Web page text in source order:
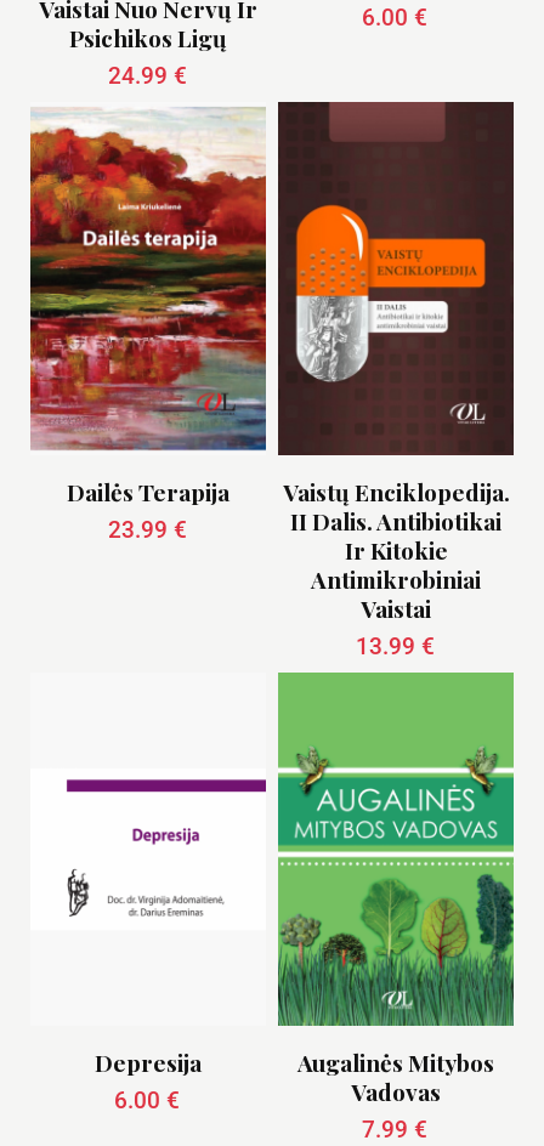
Vaistai Nuo Nervų Ir
Psichikos Ligų
24.99 €
6.00 €
Dailės Terapija
23.99 €
Vaistų Enciklopedija.
II Dalis. Antibiotikai
Ir Kitokie
Antimikrobiniai
Vaistai
13.99 €
Depresija
6.00 €
Augalinės Mitybos
Vadovas
7.99 €